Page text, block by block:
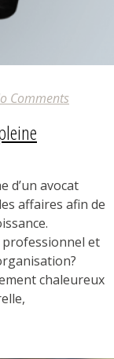
Comments
d’un avocat
affaires afin de
et
chaleureux